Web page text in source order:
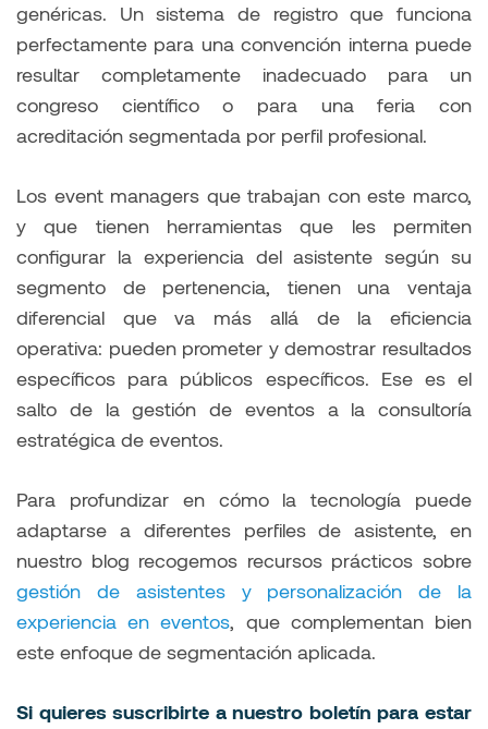
genéricas. Un sistema de registro que funciona
perfectamente para una convención interna puede
resultar completamente inadecuado para un
congreso científico o para una feria con
acreditación segmentada por perfil profesional.
Los event managers que trabajan con este marco,
y que tienen herramientas que les permiten
configurar la experiencia del asistente según su
segmento de pertenencia, tienen una ventaja
diferencial que va más allá de la eficiencia
operativa: pueden prometer y demostrar resultados
específicos para públicos específicos. Ese es el
salto de la gestión de eventos a la consultoría
estratégica de eventos.
Para profundizar en cómo la tecnología puede
adaptarse a diferentes perfiles de asistente, en
nuestro blog recogemos recursos prácticos sobre
gestión de asistentes y personalización de la
experiencia en eventos, que complementan bien
este enfoque de segmentación aplicada.
Si quieres suscribirte a nuestro boletín para estar